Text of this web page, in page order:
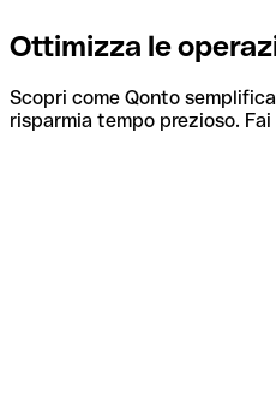
Ottimizza le
Scopri come Qonto
risparmia tempo prezioso.